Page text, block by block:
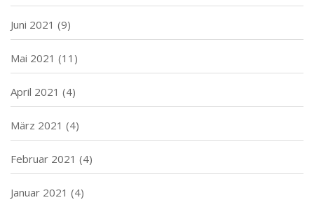
Juni 2021 (9)
Mai 2021 (11)
April 2021 (4)
März 2021 (4)
Februar 2021 (4)
Januar 2021 (4)